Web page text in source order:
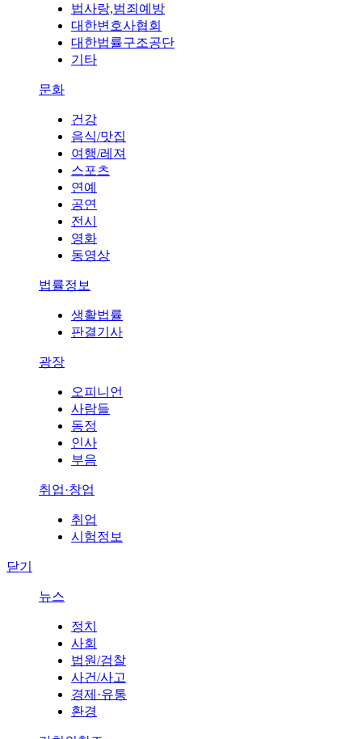
법사랑,범죄예방
대한변호사협회
대한법률구조공단
기타
문화
건강
음식/맛집
여행/레져
스포츠
연예
공연
전시
영화
동영상
법률정보
생활법률
판결기사
광장
오피니언
사람들
동정
인사
부음
취업·창업
취업
시험정보
닫기
뉴스
정치
사회
법원/검찰
사건/사고
경제·유통
환경